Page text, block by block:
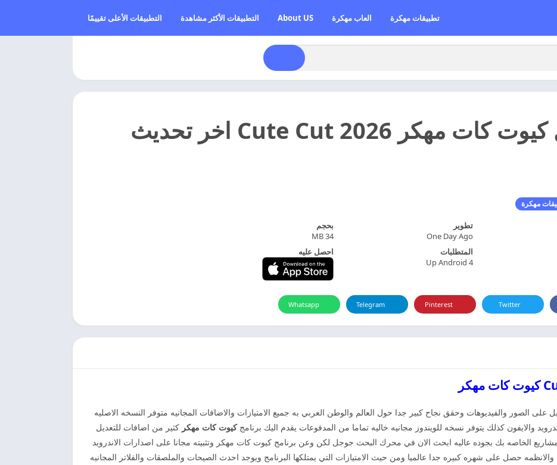
تطبيقات مهكرة العاب مهكرة About US التطبيقات الأكثر مشاهدة التطبيقات الأعلى تقييمًا
تحميل كيوت كات مهكر 2026 Cute Cut اخر تحديث
مهكرة
تطوير
One Day Ago
بحجم
34 MB
المتطلبات
Up Android 4
احصل عليه
Twitter
Pinterest
Telegram
Whatsapp
على الصور والفيديوهات وحقق نجاح كبير جدا حول العالم والوطن العربي به جميع الامتيازات والاضافات المجانيه متوفر النسخه الاصليه
والايفون كذلك يتوفر نسخه للويندوز مجانيه خاليه تماما من المدفوعات يقدم اليك برنامجكيوت كات مهكر كثير من اضافات للتعديل
الخاصه بك بجوده عاليه ابحث الان في محرك البحث جوجل لكن وعن برنامج كيوت كات مهكر وتثبيته مجانا على اصدارات الاندرويد
حصل على شهره كبيره جدا عالميا ومن حيث الامتيازات التي يمتلكها البرنامج ويوجد احدث الصيحات والملصقات والفلاتر المجانيه